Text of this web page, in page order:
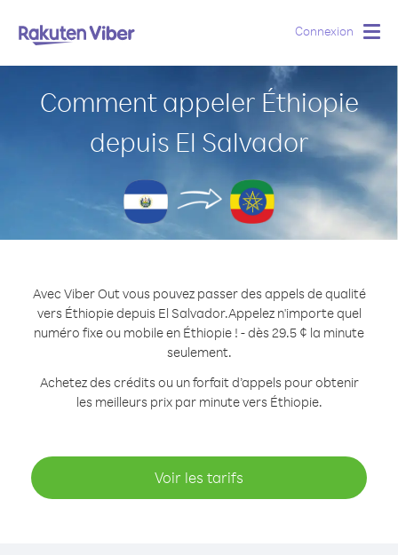
Connexion
Comment appeler Éthiopie
depuis El Salvador
Avec Viber Out vous pouvez passer des appels de qualité
vers Éthiopie depuis El Salvador.Appelez n'importe quel
numéro fixe ou mobile en Éthiopie ! - dès 29.5 ¢ la minute
seulement.
Achetez des crédits ou un forfait d’appels pour obtenir
les meilleurs prix par minute vers Éthiopie.
Voir les tarifs